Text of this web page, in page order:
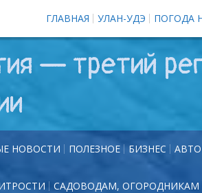
ГЛАВНАЯ УЛАН-УДЭ ПОГОДА
— третий
НОВОСТИ ПОЛЕЗНОЕ БИЗНЕС
САДОВОДАМ, ОГОРОДНИКАМ